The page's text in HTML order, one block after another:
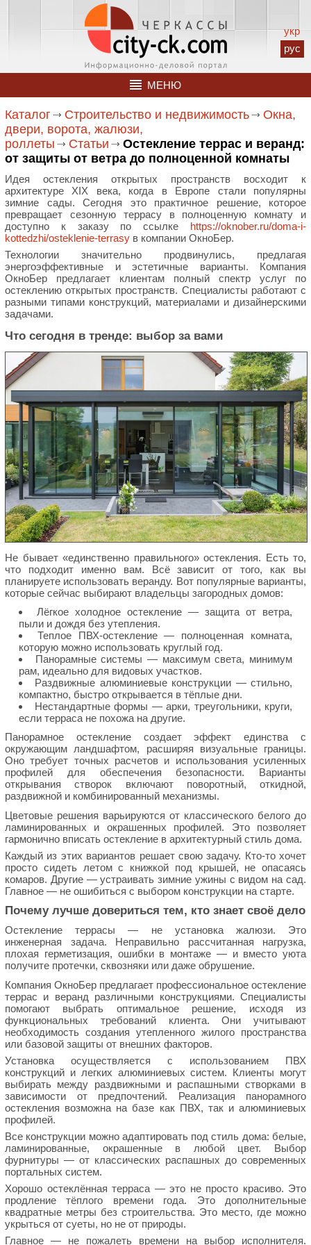
укр
рус
МЕНЮ
Каталог Строительство и недвижимость
Окна,
двери, ворота, жалюзи,
роллеты
Статьи
Остекление террас и веранд:
от защиты от ветра до полноценной комнаты
Идея остекления открытых пространств восходит к
архитектуре XIX века, когда в Европе стали популярны
зимние сады. Сегодня это практичное решение, которое
превращает сезонную террасу в полноценную комнату и
доступно к заказу по ссылке https://oknober.ru/doma-i-
kottedzhi/osteklenie-terrasy в компании ОкноБер.
Технологии значительно продвинулись, предлагая
энергоэффективные и эстетичные варианты. Компания
ОкноБер предлагает клиентам полный спектр услуг по
остеклению открытых пространств. Специалисты работают с
разными типами конструкций, материалами и дизайнерскими
задачами.
Что сегодня в тренде: выбор за вами
Не бывает «единственно правильного» остекления. Есть то,
что подходит именно вам. Всё зависит от того, как вы
планируете использовать веранду. Вот популярные варианты,
которые сейчас выбирают владельцы загородных домов:
Лёгкое холодное остекление — защита от ветра,
пыли и дождя без утепления.
Теплое ПВХ-остекление — полноценная комната,
которую можно использовать круглый год.
Панорамные системы — максимум света, минимум
рам, идеально для видовых участков.
Раздвижные алюминиевые конструкции — стильно,
компактно, быстро открывается в тёплые дни.
Нестандартные формы — арки, треугольники, круги,
если терраса не похожа на другие.
Панорамное остекление создает эффект единства с
окружающим ландшафтом, расширяя визуальные границы.
Оно требует точных расчетов и использования усиленных
профилей для обеспечения безопасности. Варианты
открывания створок включают поворотный, откидной,
раздвижной и комбинированный механизмы.
Цветовые решения варьируются от классического белого до
ламинированных и окрашенных профилей. Это позволяет
гармонично вписать остекление в архитектурный стиль дома.
Каждый из этих вариантов решает свою задачу. Кто-то хочет
просто сидеть летом с книжкой под крышей, не опасаясь
комаров. Другие — устраивать зимние ужины с видом на сад.
Главное — не ошибиться с выбором конструкции на старте.
Почему лучше довериться тем, кто знает своё дело
Остекление террасы — не установка жалюзи. Это
инженерная задача. Неправильно рассчитанная нагрузка,
плохая герметизация, ошибки в монтаже — и вместо уюта
получите протечки, сквозняки или даже обрушение.
Компания ОкноБер предлагает профессиональное остекление
террас и веранд различными конструкциями. Специалисты
помогают выбрать оптимальное решение, исходя из
функциональных требований клиента. Они учитывают
необходимость создания утепленного жилого пространства
или базовой защиты от внешних факторов.
Установка осуществляется с использованием ПВХ
конструкций и легких алюминиевых систем. Клиенты могут
выбирать между раздвижными и распашными створками в
зависимости от предпочтений. Реализация панорамного
остекления возможна на базе как ПВХ, так и алюминиевых
профилей.
Все конструкции можно адаптировать под стиль дома: белые,
ламинированные, окрашенные в любой цвет. Выбор
фурнитуры — от классических распашных до современных
портальных систем.
Хорошо остеклённая терраса — это не просто красиво. Это
продление тёплого времени года. Это дополнительные
квадратные метры без строительства. Это место, где можно
укрыться от суеты, но не от природы.
Главное — не пожалеть времени на выбор исполнителя.